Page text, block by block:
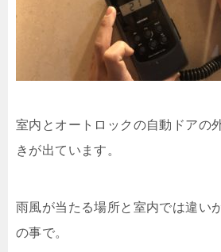
室内とオートロックの自動ドアの
きが出ています。
雨風が当たる場所と室内では違い
の事で。